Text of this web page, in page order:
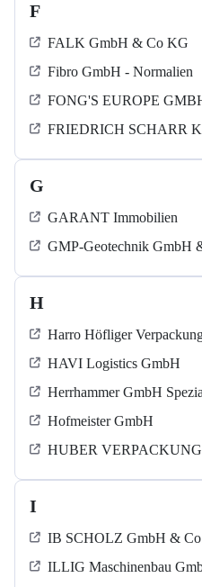
F
FALK GmbH & Co KG
Fibro GmbH - Normalien
FONG'S EUROPE
FRIEDRICH SCHARR
G
GARANT Immobilien
GMP-Geotechnik GmbH
H
Harro Höfliger
HAVI Logistics GmbH
Herrhammer GmbH
Hofmeister GmbH
HUBER
I
IB SCHOLZ GmbH &
ILLIG Maschinenbau